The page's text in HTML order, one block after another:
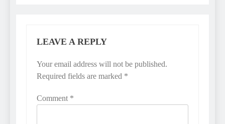
LEAVE A REPLY
Your email address will not be published.
Required fields are marked *
Comment *